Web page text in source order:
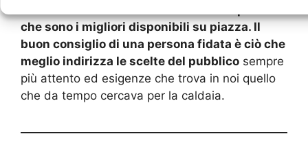
che sono i migliori disponibili su piazza. Il
buon consiglio di una persona fidata è ciò che
meglio indirizza le scelte del pubblico sempre
più attento ed esigenze che trova in noi quello
che da tempo cercava per la caldaia.